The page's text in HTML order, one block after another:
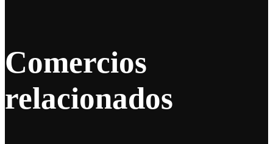
Comercios
relacionados